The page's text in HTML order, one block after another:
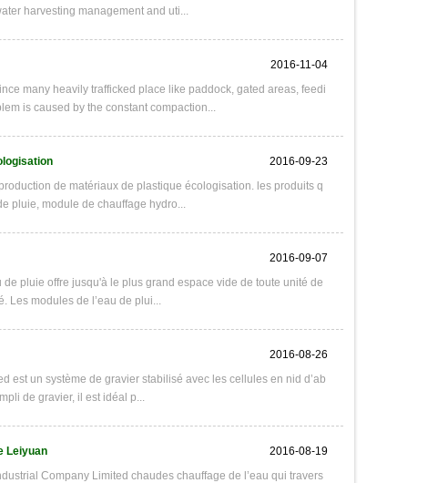
harvesting management and uti...
2016-11-04
many heavily trafficked place like paddock, gated areas, feedi
is caused by the constant compaction...
2016-09-23
de matériaux de plastique écologisation. les produits q
pluie, module de chauffage hydro...
2016-09-07
pluie offre jusqu'à le plus grand espace vide de toute unité de
Les modules de l’eau de plui...
2016-08-26
un système de gravier stabilisé avec les cellules en nid d’ab
de gravier, il est idéal p...
Leiyuan
2016-08-19
Company Limited chaudes chauffage de l’eau qui travers